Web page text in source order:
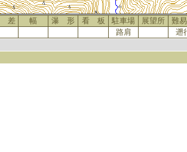
差 幅 瀑 形 看 板 駐車場 展望所
難
路肩
遡